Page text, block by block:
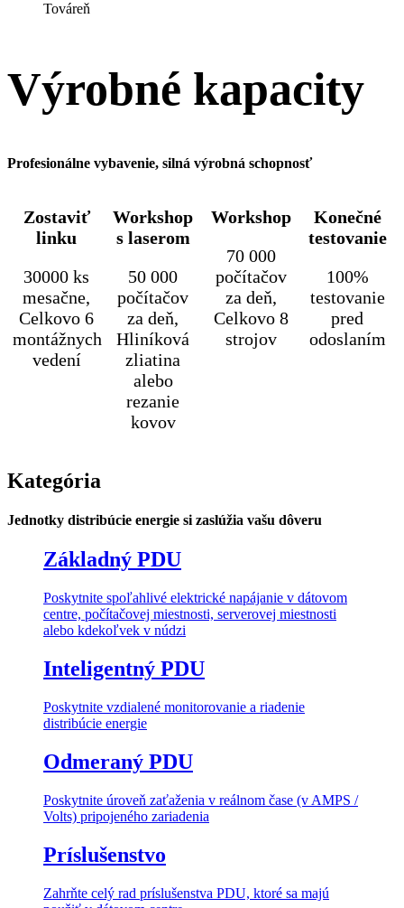
Továreň
Výrobné kapacity
Profesionálne vybavenie, silná výrobná schopnosť
Zostaviť
linku
30000 ks
mesačne,
Celkovo 6
montážnych
vedení
Workshop
s laserom
50 000
počítačov
za deň,
Hliníková
zliatina
alebo
rezanie
kovov
Workshop
70 000
počítačov
za deň,
Celkovo 8
strojov
Konečné
testovanie
100%
testovanie
pred
odoslaním
Kategória
Jednotky distribúcie energie si zaslúžia vašu dôveru
Základný PDU
Poskytnite spoľahlivé elektrické napájanie v dátovom
centre, počítačovej miestnosti, serverovej miestnosti
alebo kdekoľvek v núdzi
Inteligentný PDU
Poskytnite vzdialené monitorovanie a riadenie
distribúcie energie
Odmeraný PDU
Poskytnite úroveň zaťaženia v reálnom čase (v AMPS /
Volts) pripojeného zariadenia
Príslušenstvo
Zahrňte celý rad príslušenstva PDU, ktoré sa majú